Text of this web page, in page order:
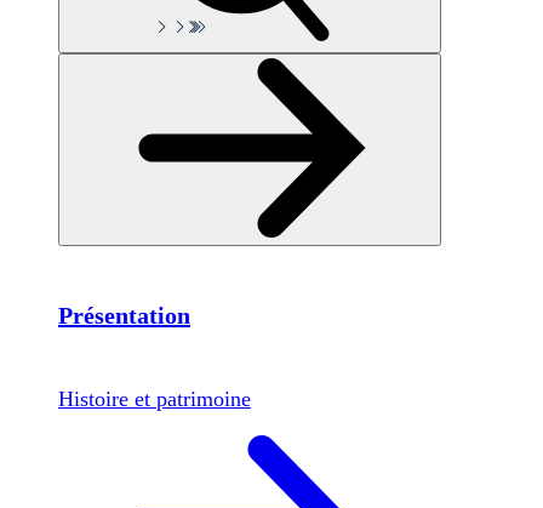
Présentation
Histoire et patrimoine